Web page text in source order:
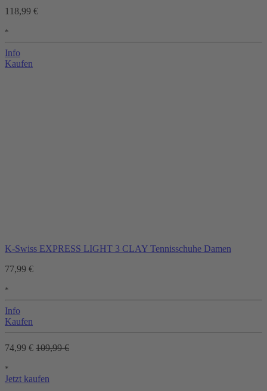
118,99 €
*
Info
Kaufen
K-Swiss EXPRESS LIGHT 3 CLAY Tennisschuhe Damen
77,99 €
*
Info
Kaufen
74,99 € 109,99 €
*
Jetzt kaufen